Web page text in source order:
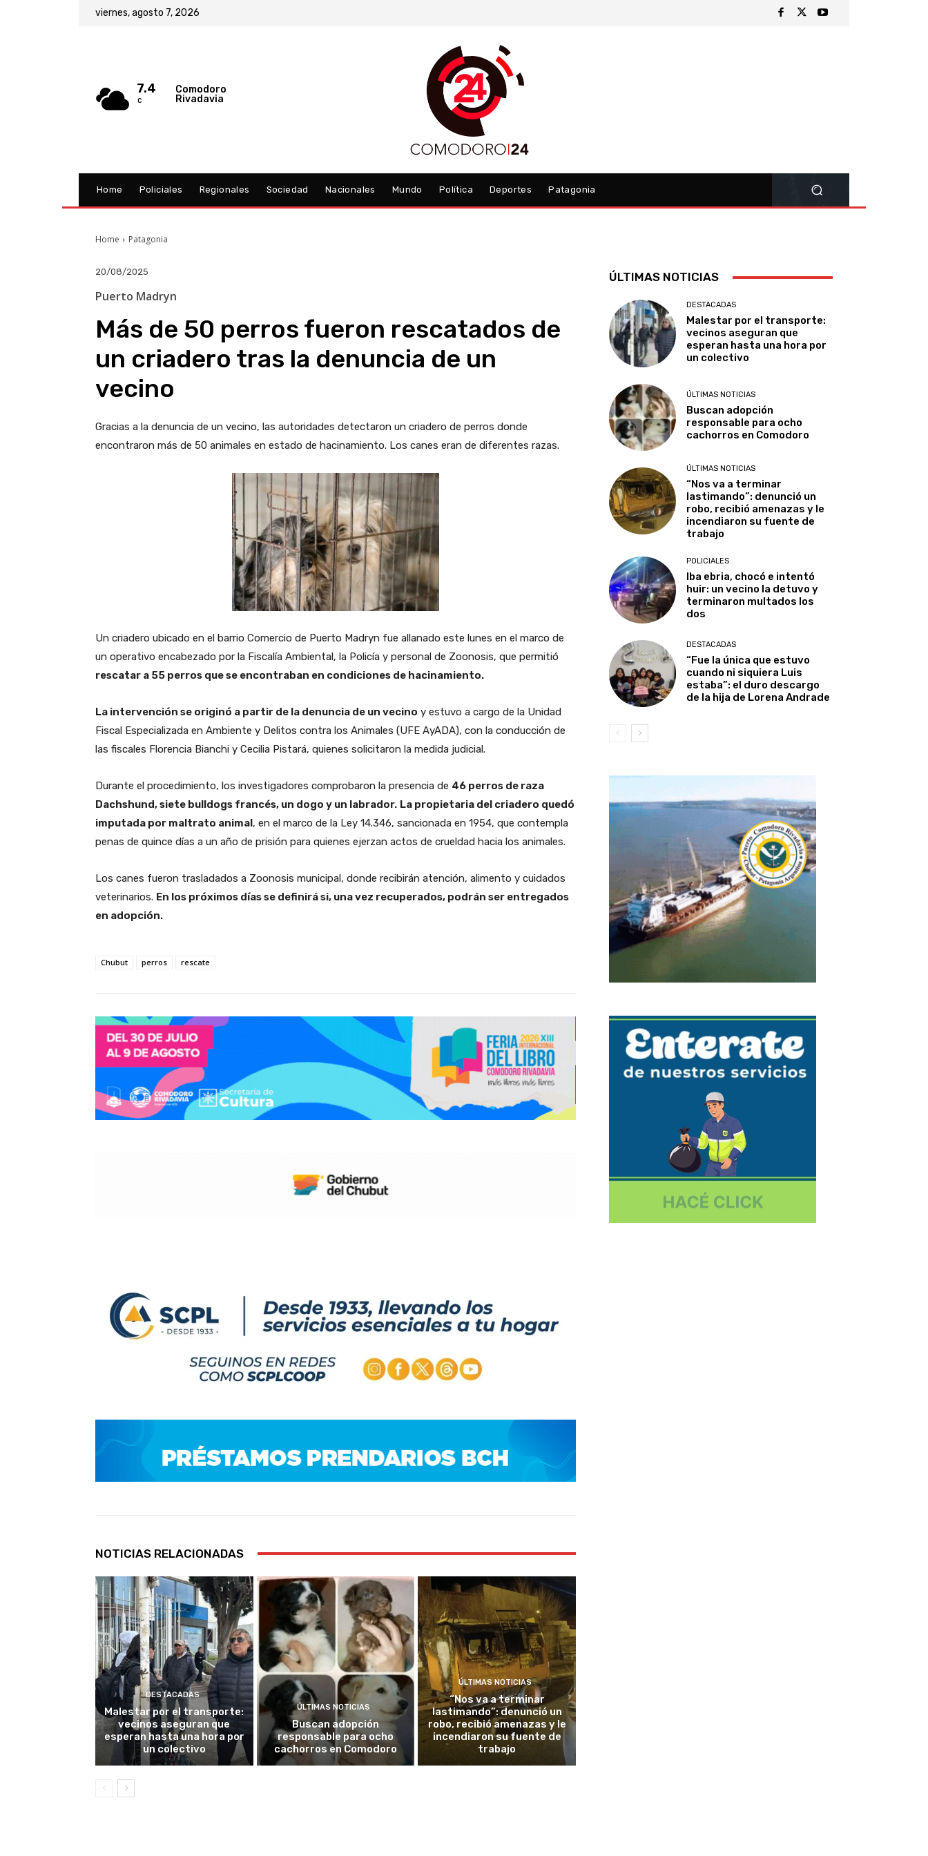
viernes, agosto 7, 2026
7.4
C
Comodoro
Rivadavia
Home Policiales Regionales Sociedad Nacionales Mundo Política Deportes Patagonia
Home Patagonia
20/08/2025
Puerto Madryn
Más de 50 perros fueron rescatados de
un criadero tras la denuncia de un
vecino
Gracias a la denuncia de un vecino, las autoridades detectaron un criadero de perros donde
encontraron más de 50 animales en estado de hacinamiento. Los canes eran de diferentes razas.
Un criadero ubicado en el barrio Comercio de Puerto Madryn fue allanado este lunes en el marco de
un operativo encabezado por la Fiscalía Ambiental, la Policía y personal de Zoonosis, que permitió
rescatar a 55 perros que se encontraban en condiciones de hacinamiento.
La intervención se originó a partir de la denuncia de un vecino y estuvo a cargo de la Unidad
Fiscal Especializada en Ambiente y Delitos contra los Animales (UFE AyADA), con la conducción de
las fiscales Florencia Bianchi y Cecilia Pistará, quienes solicitaron la medida judicial.
Durante el procedimiento, los investigadores comprobaron la presencia de 46 perros de raza
Dachshund, siete bulldogs francés, un dogo y un labrador. La propietaria del criadero quedó
imputada por maltrato animal, en el marco de la Ley 14.346, sancionada en 1954, que contempla
penas de quince días a un año de prisión para quienes ejerzan actos de crueldad hacia los animales.
Los canes fueron trasladados a Zoonosis municipal, donde recibirán atención, alimento y cuidados
veterinarios. En los próximos días se definirá si, una vez recuperados, podrán ser entregados
en adopción.
Chubut perros rescate
NOTICIAS RELACIONADAS
DESTACADAS
Malestar por el transporte:
vecinos aseguran que
esperan hasta una hora por
un colectivo
ÚLTIMAS NOTICIAS
Buscan adopción
responsable para ocho
cachorros en Comodoro
ÚLTIMAS NOTICIAS
“Nos va a terminar
lastimando”: denunció un
robo, recibió amenazas y le
incendiaron su fuente de
trabajo
ÚLTIMAS NOTICIAS
DESTACADAS
Malestar por el transporte:
vecinos aseguran que
esperan hasta una hora por
un colectivo
ÚLTIMAS NOTICIAS
Buscan adopción
responsable para ocho
cachorros en Comodoro
ÚLTIMAS NOTICIAS
“Nos va a terminar
lastimando”: denunció un
robo, recibió amenazas y le
incendiaron su fuente de
trabajo
POLICIALES
Iba ebria, chocó e intentó
huir: un vecino la detuvo y
terminaron multados los
dos
DESTACADAS
“Fue la única que estuvo
cuando ni siquiera Luis
estaba”: el duro descargo
de la hija de Lorena Andrade